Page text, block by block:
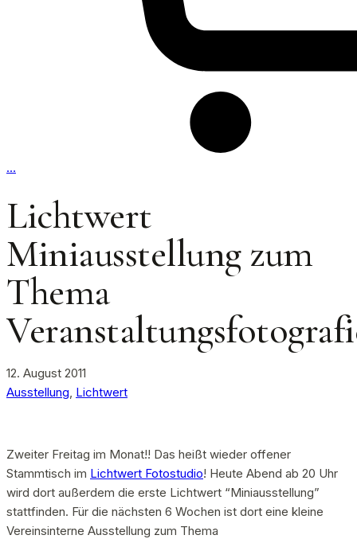
…
Lichtwert
Miniausstellung zum
Thema
12. August 2011
Ausstellung, Lichtwert
Zweiter Freitag im Monat!! Das heißt wieder offener
Stammtisch im Lichtwert Fotostudio! Heute Abend ab 20 Uhr
wird dort außerdem die erste Lichtwert “Miniausstellung”
stattfinden. Für die nächsten 6 Wochen ist dort eine kleine
Vereinsinterne Ausstellung zum Thema